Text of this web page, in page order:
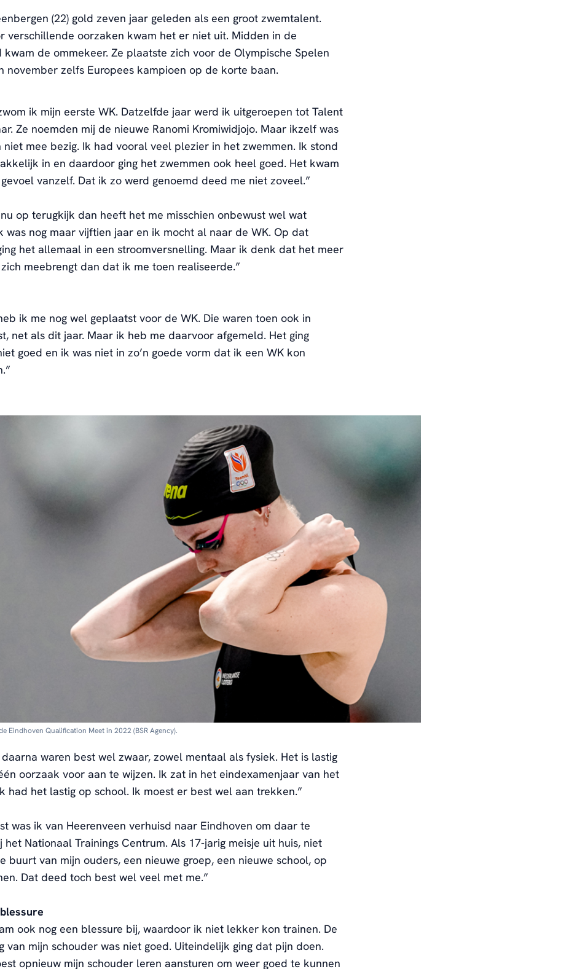
(22) gold zeven jaar geleden als een groot zwemtalent.
verschillende oorzaken kwam het er niet uit. Midden in de
kwam de ommekeer. Ze plaatste zich voor de Olympische Spelen
november zelfs Europees kampioen op de korte baan.
ik mijn eerste WK. Datzelfde jaar werd ik uitgeroepen tot Talent
Ze noemden mij de nieuwe Ranomi Kromiwidjojo. Maar ikzelf was
niet mee bezig. Ik had vooral veel plezier in het zwemmen. Ik stond
in en daardoor ging het zwemmen ook heel goed. Het kwam
vanzelf. Dat ik zo werd genoemd deed me niet zoveel.”
op terugkijk dan heeft het me misschien onbewust wel wat
was nog maar vijftien jaar en ik mocht al naar de WK. Op dat
het allemaal in een stroomversnelling. Maar ik denk dat het meer
meebrengt dan dat ik me toen realiseerde.”
ik me nog wel geplaatst voor de WK. Die waren toen ook in
net als dit jaar. Maar ik heb me daarvoor afgemeld. Het ging
goed en ik was niet in zo’n goede vorm dat ik een WK kon
Eindhoven Qualification Meet in 2022 (BSR Agency).
daarna waren best wel zwaar, zowel mentaal als fysiek. Het is lastig
oorzaak voor aan te wijzen. Ik zat in het eindexamenjaar van het
had het lastig op school. Ik moest er best wel aan trekken.”
was ik van Heerenveen verhuisd naar Eindhoven om daar te
het Nationaal Trainings Centrum. Als 17-jarig meisje uit huis, niet
buurt van mijn ouders, een nieuwe groep, een nieuwe school, op
. Dat deed toch best wel veel met me.”
ook nog een blessure bij, waardoor ik niet lekker kon trainen. De
van mijn schouder was niet goed. Uiteindelijk ging dat pijn doen.
opnieuw mijn schouder leren aansturen om weer goed te kunnen